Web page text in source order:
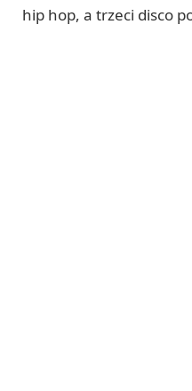
hip hop, a trzeci disco